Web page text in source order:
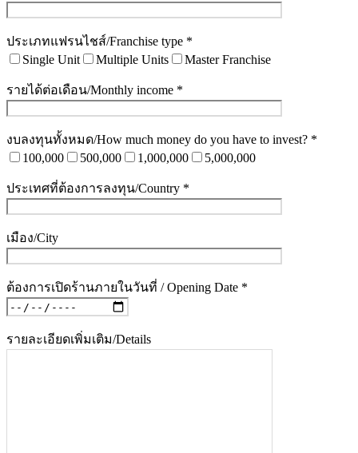
ประเภทแฟรนไชส์/Franchise type *
Single Unit
Multiple Units Master Franchise
รายได้ต่อเดือน/Monthly income *
งบลงทุนทั้งหมด/How much money do you have to invest? *
100,000
500,000 1,000,000 5,000,000
ประเทศที่ต้องการลงทุน/Country *
เมือง/City
ต้องการเปิดร้านภายในวันที่ / Opening Date *
รายละเอียดเพิ่มเติม/Details